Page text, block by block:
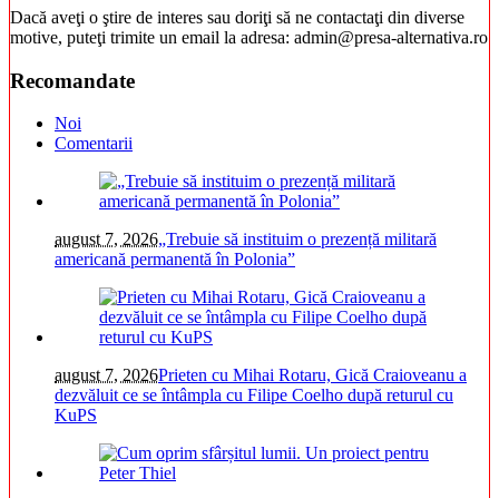
Dacă aveţi o ştire de interes sau doriţi să ne contactaţi din diverse
motive, puteţi trimite un email la adresa: admin@presa-alternativa.ro
Recomandate
Noi
Comentarii
august 7, 2026„Trebuie să instituim o prezență militară
americană permanentă în Polonia”
august 7, 2026Prieten cu Mihai Rotaru, Gică Craioveanu a
dezvăluit ce se întâmpla cu Filipe Coelho după returul cu
KuPS